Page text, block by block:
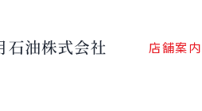
店舗案内